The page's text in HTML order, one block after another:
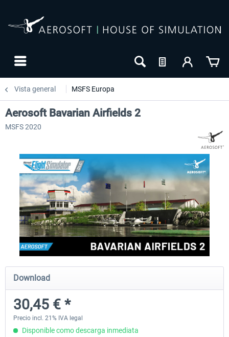
Vista general MSFS Europa
Aerosoft Mega Airport Brussels
25,37 € *
Aerosoft Airport Cologne/
Aerosoft Bavarian Airfields 2
MSFS 2020
Download
30,45 € *
Precio incl. 21% IVA legal
Disponible como descarga inmediata